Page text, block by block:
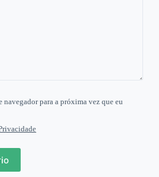
navegador para a próxima vez que eu